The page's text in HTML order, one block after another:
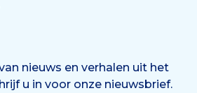
nieuws en verhalen uit het
u in voor onze nieuwsbrief.